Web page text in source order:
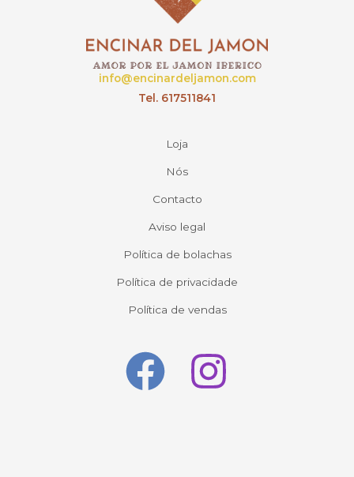
info@encinardeljamon.com
Tel. 617511841
Loja
Nós
Contacto
Aviso legal
Política de bolachas
Política de privacidade
Política de vendas